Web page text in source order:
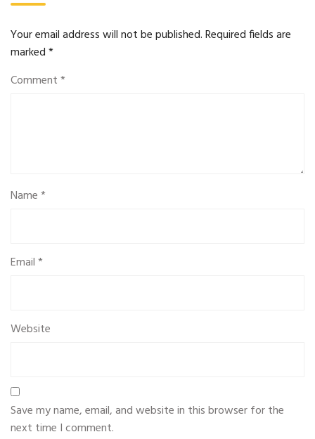
Your email address will not be published.Required fields are
marked*
Comment*
Name*
Email*
Website
Save my name, email, and website in this browser for the
next time I comment.